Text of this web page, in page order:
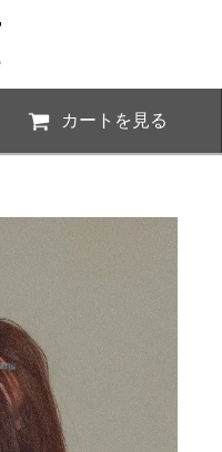
カートを見る